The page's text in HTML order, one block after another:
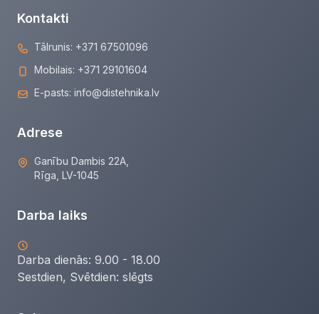
Kontakti
Tālrunis: +371 67501096
Mobilais: +371 29101604
E-pasts: info@distehnika.lv
Adrese
Ganību Dambis 22A,
Rīga, LV-1045
Darba laiks
Darba dienās: 9.00 - 18.00
Sestdien, Svētdien: slēgts